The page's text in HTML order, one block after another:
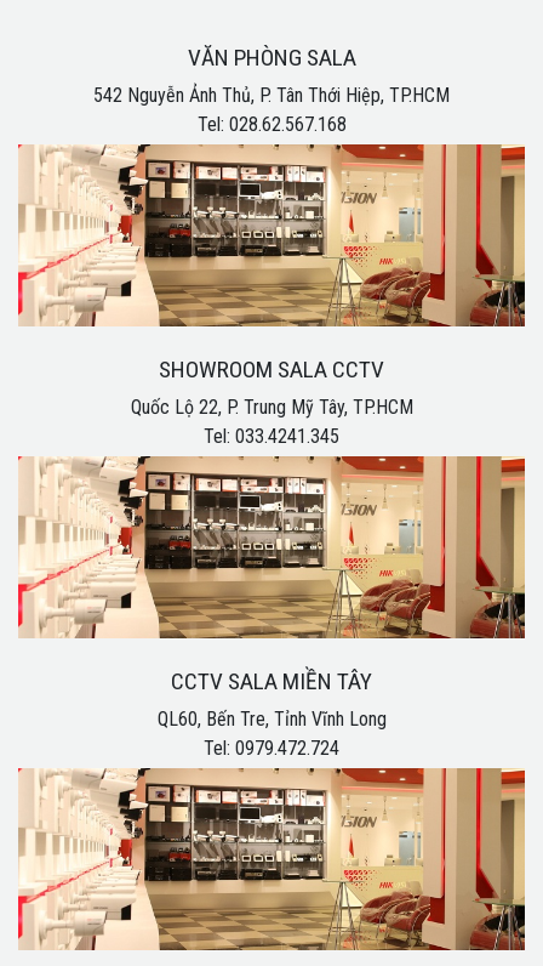
VĂN PHÒNG SALA
542 Nguyễn Ảnh Thủ, P. Tân Thới Hiệp, TP.HCM
Tel: 028.62.567.168
SHOWROOM SALA CCTV
Quốc Lộ 22, P. Trung Mỹ Tây, TP.HCM
Tel: 033.4241.345
CCTV SALA MIỀN TÂY
QL60, Bến Tre, Tỉnh Vĩnh Long
Tel: 0979.472.724